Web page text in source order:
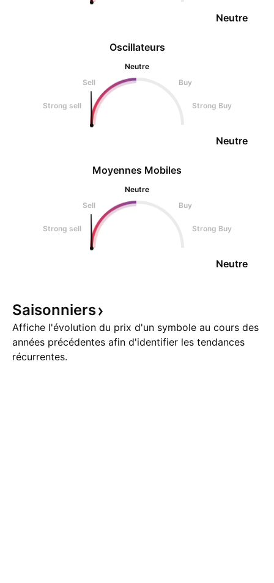
Oscillateurs
Neutre
Sell
Buy
Strong sell Strong Buy
Neutre
Neutre
Moyennes Mobiles
Neutre
Sell
Buy
Strong sell Strong Buy
Neutre
Saisonniers
Affiche l'évolution du prix d'un symbole au cours des
années précédentes afin d'identifier les tendances
récurrentes.